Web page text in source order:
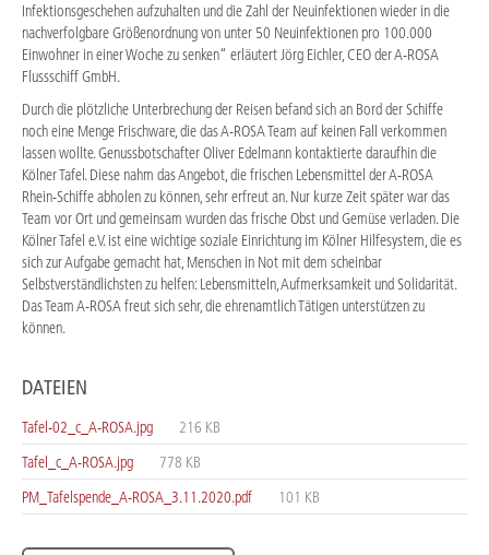
Infektionsgeschehen aufzuhalten und die Zahl der Neuinfektionen wieder in die
nachverfolgbare Größenordnung von unter 50 Neuinfektionen pro 100.000
Einwohner in einer Woche zu senken“ erläutert Jörg Eichler, CEO der A-ROSA
Flussschiff GmbH.
Durch die plötzliche Unterbrechung der Reisen befand sich an Bord der Schiffe
noch eine Menge Frischware, die das A-ROSA Team auf keinen Fall verkommen
lassen wollte. Genussbotschafter Oliver Edelmann kontaktierte daraufhin die
Kölner Tafel. Diese nahm das Angebot, die frischen Lebensmittel der A-ROSA
Rhein-Schiffe abholen zu können, sehr erfreut an. Nur kurze Zeit später war das
Team vor Ort und gemeinsam wurden das frische Obst und Gemüse verladen. Die
Kölner Tafel e.V. ist eine wichtige soziale Einrichtung im Kölner Hilfesystem, die es
sich zur Aufgabe gemacht hat, Menschen in Not mit dem scheinbar
Selbstverständlichsten zu helfen: Lebensmitteln, Aufmerksamkeit und Solidarität.
Das Team A-ROSA freut sich sehr, die ehrenamtlich Tätigen unterstützen zu
können.
DATEIEN
Tafel-02_c_A-ROSA.jpg
216 KB
Tafel_c_A-ROSA.jpg
778 KB
PM_Tafelspende_A-ROSA_3.11.2020.pdf
101 KB